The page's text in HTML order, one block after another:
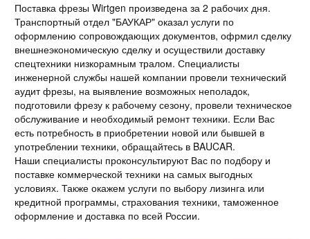
Поставка фрезы Wirtgen произведена за 2 рабочих дня.
Транспортный отдел "БАУКАР" оказал услуги по
оформлению сопровождающих документов, офрмил сделку
внешнеэкономическую сделку и осуществили доставку
спецтехники низкорамным тралом. Специалисты
инженерной службы нашей компании провели технический
аудит фрезы, на выявление возможных неполадок,
подготовили фрезу к рабочему сезону, провели техническое
обслуживание и необходимый ремонт техники. Если Вас
есть потребность в приобретении новой или бывшей в
употреблении техники, обращайтесь в BAUCAR.
Наши специалисты проконсультируют Вас по подбору и
поставке коммерческой техники на самых выгодных
условиях. Также окажем услуги по выбору лизинга или
кредитной программы, страхования техники, таможенное
оформление и доставка по всей России.